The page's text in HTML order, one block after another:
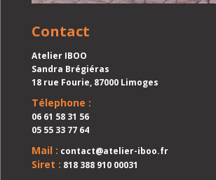
Contact
Atelier IBOO
Sandra Brégiéras
18 rue Fourie, 87000 Limoges
Télephone :
06 61 58 31 56
05 55 33 77 64
Mail : contact@atelier-iboo.fr
Siret : 818 388 910 00031